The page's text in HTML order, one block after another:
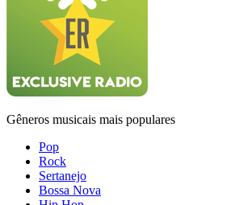
Gêneros musicais mais populares
Pop
Rock
Sertanejo
Bossa Nova